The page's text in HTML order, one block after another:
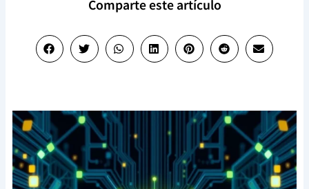
Comparte este artículo